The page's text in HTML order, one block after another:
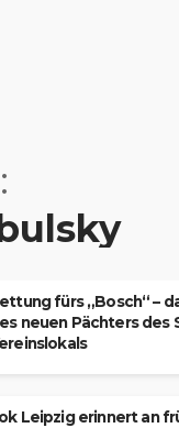
fürs „Bosch“ –
neuen Pächters des
Leipzig erinnert an